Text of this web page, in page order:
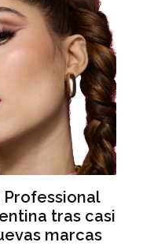
tras casi
marcas